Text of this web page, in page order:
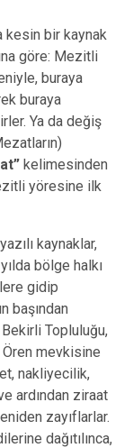
bir kaynak
göre: Mezitli
buraya
buraya
Ya da değiş
kelimesinden
yöresine ilk
kaynaklar,
bölge halkı
gidip
başından
Topluluğu,
mevkisine
nakliyecilik,
ardından ziraat
zayıflarlar.
dağıtılınca,